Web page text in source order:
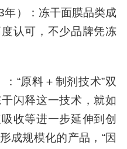
年）：冻干面膜品类成
认可，不少品牌凭冻
“原料＋制剂技术”双
闪释这一技术，就如
收等进一步延伸到创
成规模化的产品，“因